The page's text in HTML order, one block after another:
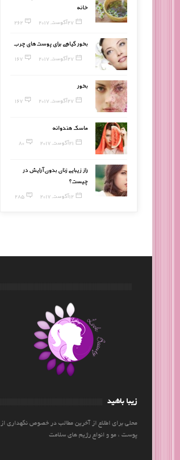
خانه
27 آگوست, 2017 262
بخور گیاهی برای پوست‌های چرب
27 آگوست, 2017 167
بخور
27 آگوست, 2017 167
ماسک هندوانه
21 آگوست, 2017 80
راز زیبایی زنان بدون آرایش در
چیست؟
12 آگوست, 2017 285
زیبا باشید
محلی برای اطلاع از آخرین مطالب در خصوص نگهداری از
پوست ، مو و انواع رژیم های سلامت